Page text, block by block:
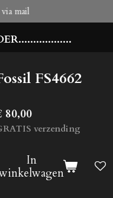
mail
FS4662
80,00
verzending
In